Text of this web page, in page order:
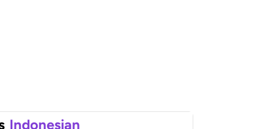
Indonesian